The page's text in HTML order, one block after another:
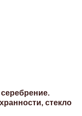
стекло